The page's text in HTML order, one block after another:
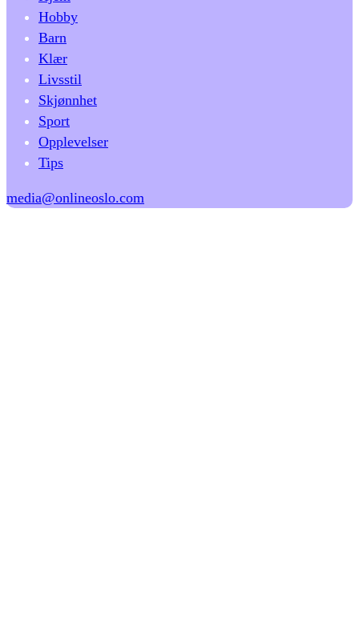
Hobby
Barn
Klær
Livsstil
Skjønnhet
Sport
Opplevelser
Tips
media@onlineoslo.com